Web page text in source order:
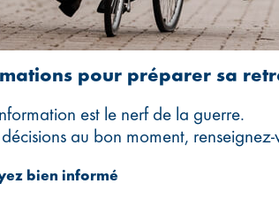
pour préparer sa
est le nerf de la guerre.
au bon moment,
bien informé